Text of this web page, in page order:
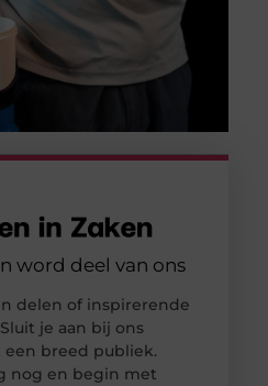
word deel van ons
delen of inspirerende
je aan bij ons
breed publiek.
nog en begin met